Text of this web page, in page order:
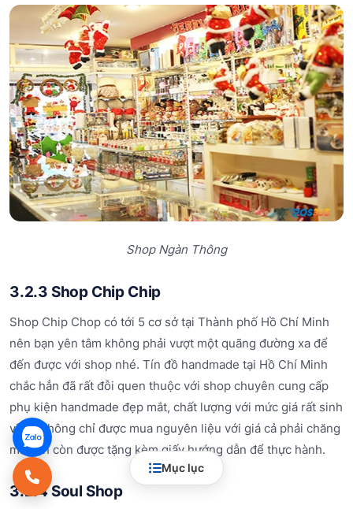
Shop Ngàn Thông
3.2.3 Shop Chip Chip
Shop Chip Chop có tới 5 cơ sở tại Thành phố Hồ Chí Minh
nên bạn yên tâm không phải vượt một quãng đường xa để
đến được với shop nhé. Tín đồ handmade tại Hồ Chí Minh
chắc hẳn đã rất đỗi quen thuộc với shop chuyên cung cấp
phụ kiện handmade đẹp mắt, chất lượng với mức giá rất sinh
viên. Không chỉ được mua nguyên liệu với giá cả phải chăng
mà bạn còn được tặng kèm giấy hướng dẫn để thực hành.
3.2.4 Soul Shop
Mục lục